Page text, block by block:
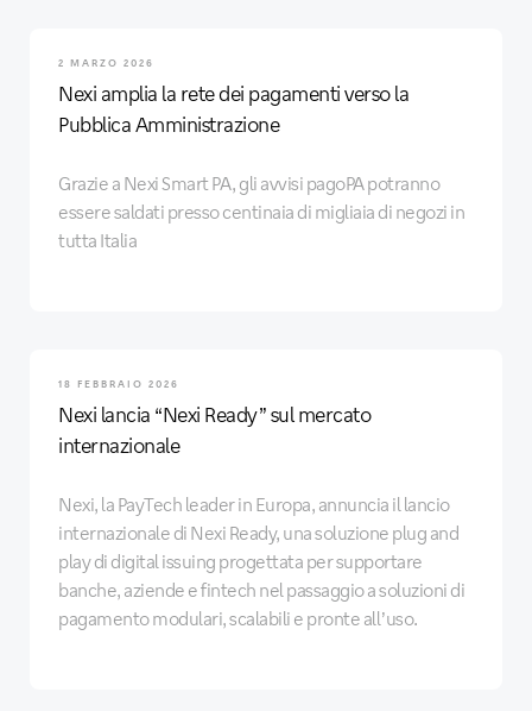
2 MARZO 2026
Nexi amplia la rete dei pagamenti verso la
Pubblica Amministrazione
Grazie a Nexi Smart PA, gli avvisi pagoPA potranno
essere saldati presso centinaia di migliaia di negozi in
tutta Italia
18 FEBBRAIO 2026
Nexi lancia “Nexi Ready” sul mercato
internazionale
Nexi, la PayTech leader in Europa, annuncia il lancio
internazionale di Nexi Ready, una soluzione plug and
play di digital issuing progettata per supportare
banche, aziende e fintech nel passaggio a soluzioni di
pagamento modulari, scalabili e pronte all’uso.